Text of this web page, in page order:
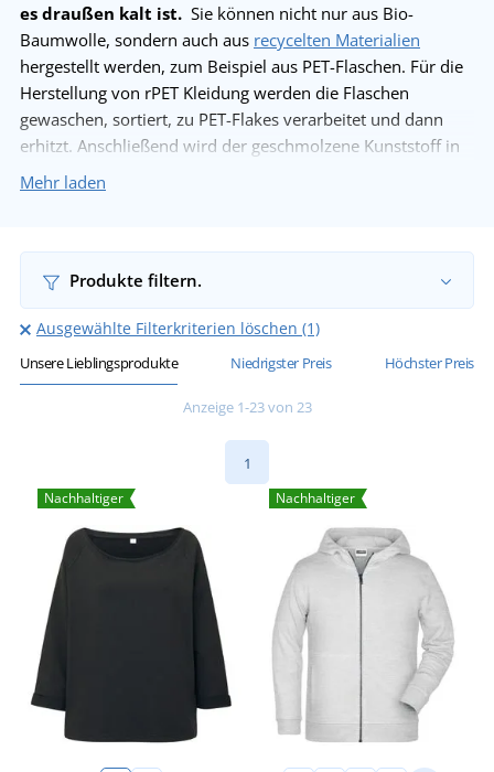
es draußen kalt ist. Sie können nicht nur aus Bio-
Baumwolle, sondern auch aus recycelten Materialien
hergestellt werden, zum Beispiel aus PET-Flaschen. Für die
Herstellung von rPET Kleidung werden die Flaschen
gewaschen, sortiert, zu PET-Flakes verarbeitet und dann
erhitzt. Anschließend wird der geschmolzene Kunststoff in
einem Sprühdüsenverfahren zu Fäden gezogen, die dann zu
Mehr laden
Produkte filtern.
Ausgewählte Filterkriterien löschen (1)
Unsere Lieblingsprodukte Niedrigster Preis Höchster Preis
Anzeige 1-23 von 23
1
Nachhaltiger Nachhaltiger